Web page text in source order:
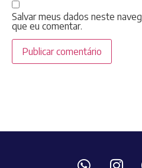
Salvar meus dados neste
que eu comentar.